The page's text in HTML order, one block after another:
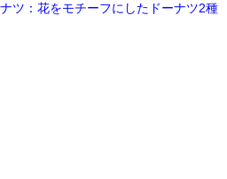
ツ：花をモチーフにしたドーナツ2種